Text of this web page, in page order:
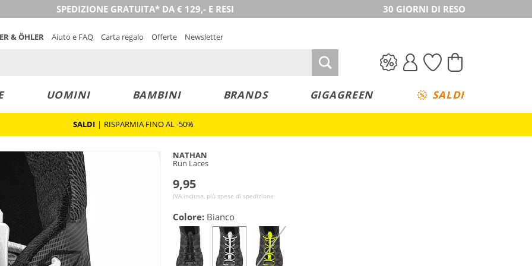
SPEDIZIONE GRATUITA* DA € 129,- E RESI 30 GIORNI DI RESO
& ÖHLER Aiuto e FAQ Carta regalo Offerte Newsletter
UOMINI BAMBINI BRANDS GIGAGREEN SALDI
SALDI | RISPARMIA FINO AL -50%
NATHAN
Run Laces
9,95
IVA inclusa, più spese di spedizione
Colore: Bianco